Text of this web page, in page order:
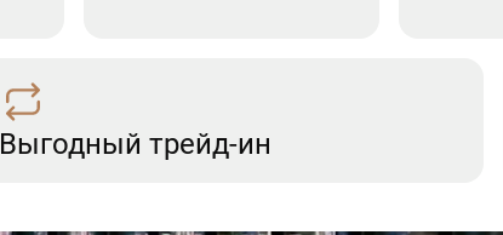
Выгодный трейд-ин